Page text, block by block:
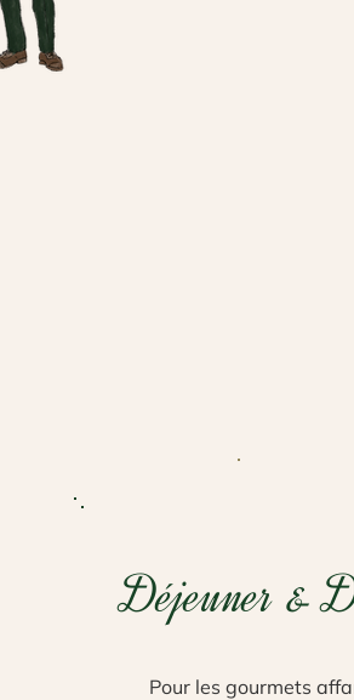
Déjeuner &
Pour les gourmets